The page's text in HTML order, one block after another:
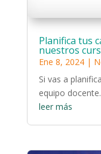
Planifica tus
nuestros
Ene 8, 2024|
Si vas a
equipo
leer más